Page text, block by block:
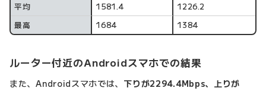
平均
1581.4
1226.2
最高
1684 1384
ルーター付近のAndroidスマホでの結果
また、Androidスマホでは、 下りが2294.4Mbps、上りが